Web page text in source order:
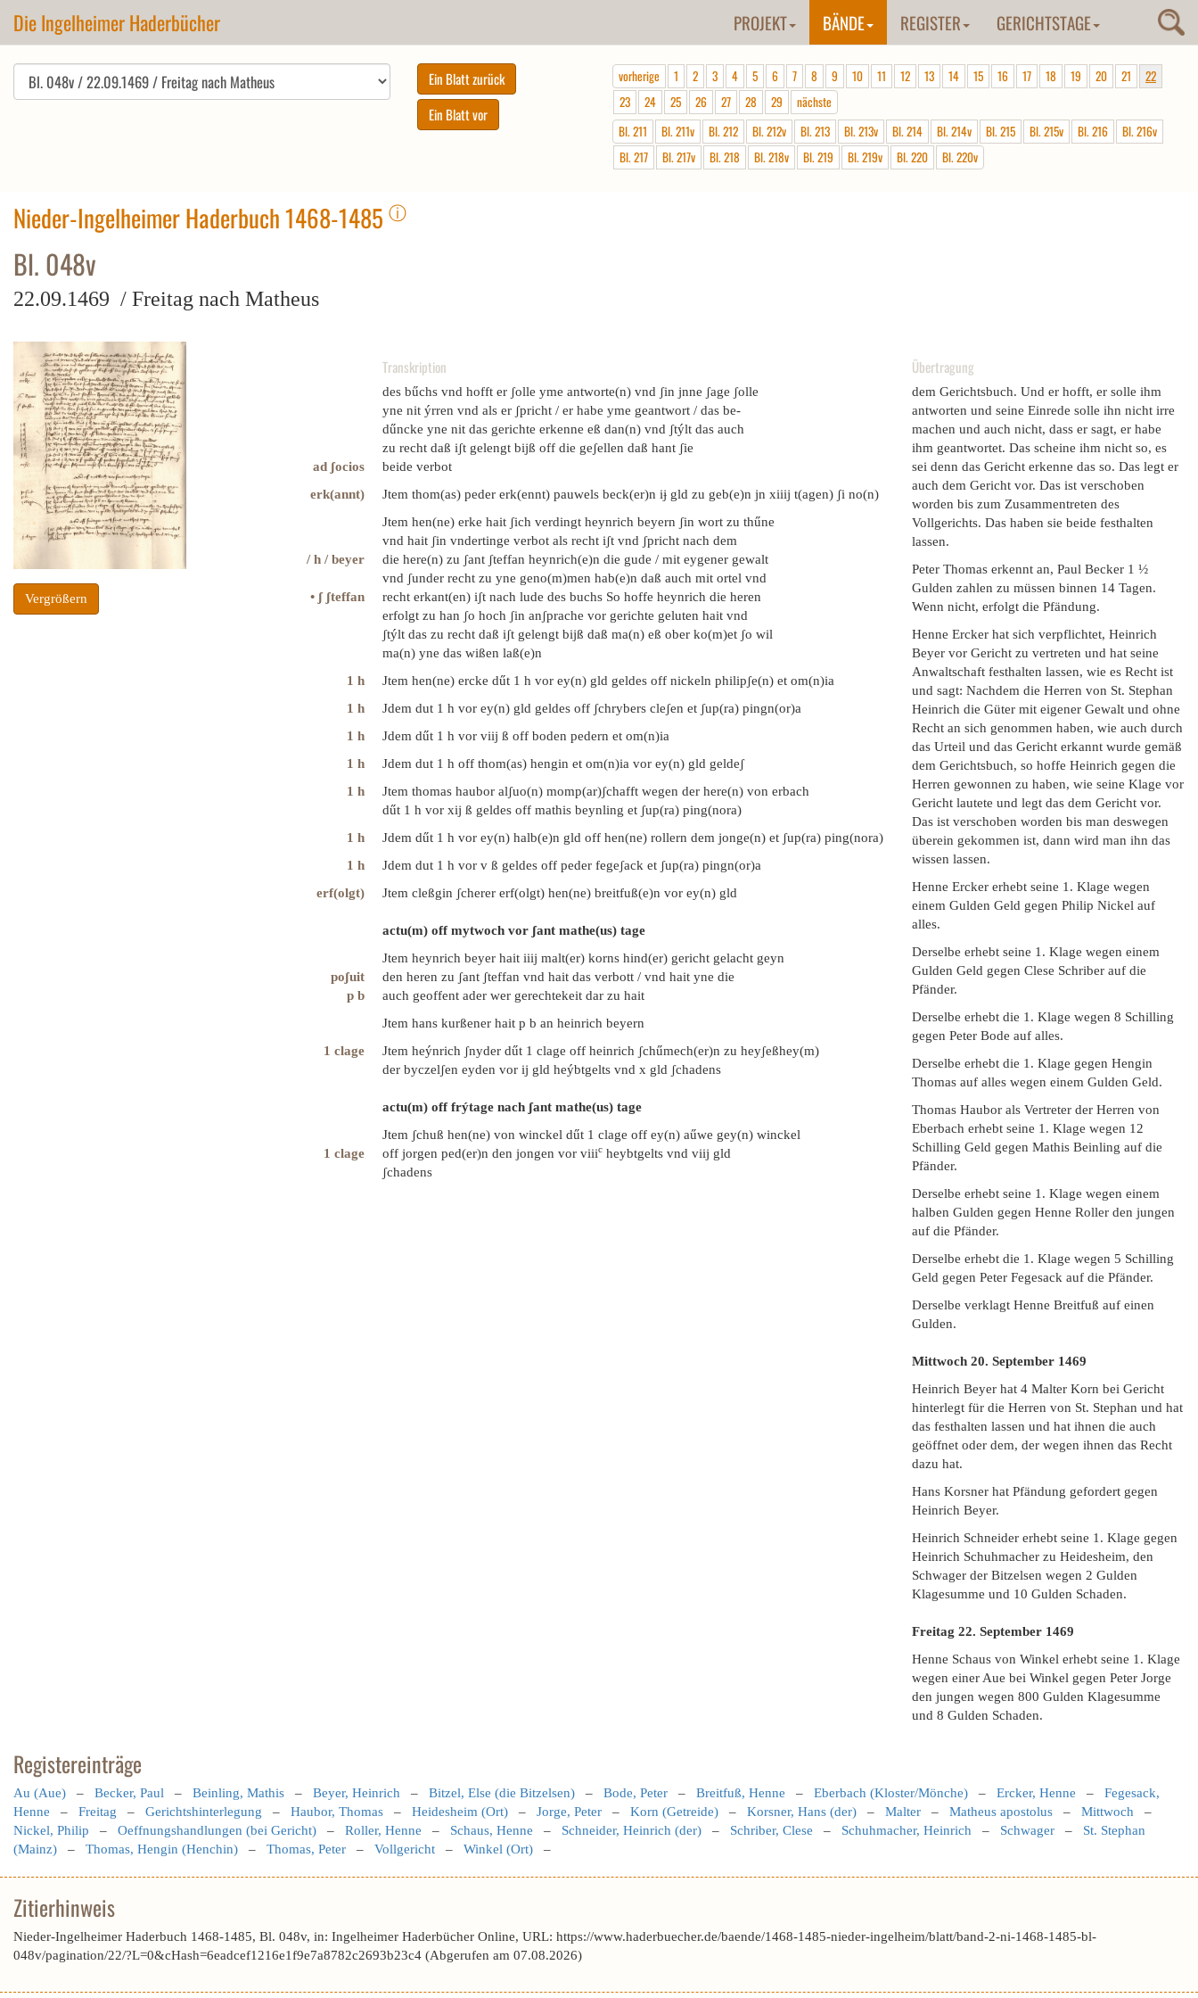
Die Ingelheimer Haderbücher PROJEKT BÄNDE REGISTER GERICHTSTAGE
vorherige 1 2 3 4 5 6 7 8 9 10 11 12 13 14 15 16 17 18 19 20 21
22
23
24 25 26 27 28 29
nächste
Bl. 211
Bl. 211v Bl. 212 Bl. 212v Bl. 213 Bl. 213v Bl. 214 Bl. 214v Bl. 215 Bl. 215v Bl. 216
Bl. 216v
Bl. 217
Bl. 217v Bl. 218 Bl. 218v Bl. 219 Bl. 219v Bl. 220 Bl. 220v
Nieder-Ingelheimer Haderbuch 1468-1485 ⓘ
Bl. 048v
22.09.1469 / Freitag nach Matheus
Vergrößern
Transkription
des bűchs vnd hofft er ʃolle yme antworte(n) vnd ʃin jnne ʃage ʃolle
yne nit ýrren vnd als er ʃpricht / er habe yme geantwort / das be-
dűncke yne nit das gerichte erkenne eß dan(n) vnd ʃtýlt das auch
zu recht daß iʃt gelengt bijß off die geʃellen daß hant ʃie
ad ʃocios
beide verbot
erk(annt)
Jtem thom(as) peder erk(ennt) pauwels beck(er)n iɉ gld zu geb(e)n jn xiiij t(agen) ʃi no(n)
Jtem hen(ne) erke hait ʃich verdingt heynrich beyern ʃin wort zu thűne
vnd hait ʃin vndertinge verbot als recht iʃt vnd ʃpricht nach dem
/ h / beyer
die here(n) zu ʃant ʃteffan heynrich(e)n die gude / mit eygener gewalt
vnd ʃunder recht zu yne geno(m)men hab(e)n daß auch mit ortel vnd
• ʃ ʃteffan
recht erkant(en) iʃt nach lude des buchs So hoffe heynrich die heren
erfolgt zu han ʃo hoch ʃin anʃprache vor gerichte geluten hait vnd
ʃtýlt das zu recht daß iʃt gelengt bijß daß ma(n) eß ober ko(m)et ʃo wil
ma(n) yne das wißen laß(e)n
1 h
Jtem hen(ne) ercke dűt 1 h vor ey(n) gld geldes off nickeln philipʃe(n) et om(n)ia
1 h
Jdem dut 1 h vor ey(n) gld geldes off ʃchrybers cleʃen et ʃup(ra) pingn(or)a
1 h
Jdem dűt 1 h vor viij ß off boden pedern et om(n)ia
1 h
Jdem dut 1 h off thom(as) hengin et om(n)ia vor ey(n) gld geldeʃ
1 h
Jtem thomas haubor alʃuo(n) momp(ar)ʃchafft wegen der here(n) von erbach
dűt 1 h vor xij ß geldes off mathis beynling et ʃup(ra) ping(nora)
1 h
Jdem dűt 1 h vor ey(n) halb(e)n gld off hen(ne) rollern dem jonge(n) et ʃup(ra) ping(nora)
1 h
Jdem dut 1 h vor v ß geldes off peder fegeʃack et ʃup(ra) pingn(or)a
erf(olgt)
Jtem cleßgin ʃcherer erf(olgt) hen(ne) breitfuß(e)n vor ey(n) gld
actu(m) off mytwoch vor ʃant mathe(us) tage
Jtem heynrich beyer hait iiij malt(er) korns hind(er) gericht gelacht geyn
poʃuit
den heren zu ʃant ʃteffan vnd hait das verbott / vnd hait yne die
p b
auch geoffent ader wer gerechtekeit dar zu hait
Jtem hans kurßener hait p b an heinrich beyern
1 clage
Jtem heýnrich ʃnyder dűt 1 clage off heinrich ʃchűmech(er)n zu heyʃeßhey(m)
der byczelʃen eyden vor ij gld heýbtgelts vnd x gld ʃchadens
actu(m) off frýtage nach ʃant mathe(us) tage
Jtem ʃchuß hen(ne) von winckel dűt 1 clage off ey(n) aűwe gey(n) winckel
1 clage
off jorgen ped(er)n den jongen vor viiic heybtgelts vnd viij gld
ʃchadens
Übertragung
dem Gerichtsbuch. Und er hofft, er solle ihm
antworten und seine Einrede solle ihn nicht irre
machen und auch nicht, dass er sagt, er habe
ihm geantwortet. Das scheine ihm nicht so, es
sei denn das Gericht erkenne das so. Das legt er
auch dem Gericht vor. Das ist verschoben
worden bis zum Zusammentreten des
Vollgerichts. Das haben sie beide festhalten
lassen.
Peter Thomas erkennt an, Paul Becker 1 ½
Gulden zahlen zu müssen binnen 14 Tagen.
Wenn nicht, erfolgt die Pfändung.
Henne Ercker hat sich verpflichtet, Heinrich
Beyer vor Gericht zu vertreten und hat seine
Anwaltschaft festhalten lassen, wie es Recht ist
und sagt: Nachdem die Herren von St. Stephan
Heinrich die Güter mit eigener Gewalt und ohne
Recht an sich genommen haben, wie auch durch
das Urteil und das Gericht erkannt wurde gemäß
dem Gerichtsbuch, so hoffe Heinrich gegen die
Herren gewonnen zu haben, wie seine Klage vor
Gericht lautete und legt das dem Gericht vor.
Das ist verschoben worden bis man deswegen
überein gekommen ist, dann wird man ihn das
wissen lassen.
Henne Ercker erhebt seine 1. Klage wegen
einem Gulden Geld gegen Philip Nickel auf
alles.
Derselbe erhebt seine 1. Klage wegen einem
Gulden Geld gegen Clese Schriber auf die
Pfänder.
Derselbe erhebt die 1. Klage wegen 8 Schilling
gegen Peter Bode auf alles.
Derselbe erhebt die 1. Klage gegen Hengin
Thomas auf alles wegen einem Gulden Geld.
Thomas Haubor als Vertreter der Herren von
Eberbach erhebt seine 1. Klage wegen 12
Schilling Geld gegen Mathis Beinling auf die
Pfänder.
Derselbe erhebt seine 1. Klage wegen einem
halben Gulden gegen Henne Roller den jungen
auf die Pfänder.
Derselbe erhebt die 1. Klage wegen 5 Schilling
Geld gegen Peter Fegesack auf die Pfänder.
Derselbe verklagt Henne Breitfuß auf einen
Gulden.
Mittwoch 20. September 1469
Heinrich Beyer hat 4 Malter Korn bei Gericht
hinterlegt für die Herren von St. Stephan und hat
das festhalten lassen und hat ihnen die auch
geöffnet oder dem, der wegen ihnen das Recht
dazu hat.
Hans Korsner hat Pfändung gefordert gegen
Heinrich Beyer.
Heinrich Schneider erhebt seine 1. Klage gegen
Heinrich Schuhmacher zu Heidesheim, den
Schwager der Bitzelsen wegen 2 Gulden
Klagesumme und 10 Gulden Schaden.
Freitag 22. September 1469
Henne Schaus von Winkel erhebt seine 1. Klage
wegen einer Aue bei Winkel gegen Peter Jorge
den jungen wegen 800 Gulden Klagesumme
und 8 Gulden Schaden.
Registereinträge
Au (Aue) – Becker, Paul – Beinling, Mathis – Beyer, Heinrich – Bitzel, Else (die Bitzelsen) – Bode, Peter – Breitfuß, Henne – Eberbach (Kloster/Mönche) – Ercker, Henne – Fegesack,
Henne – Freitag – Gerichtshinterlegung – Haubor, Thomas – Heidesheim (Ort) – Jorge, Peter – Korn (Getreide) – Korsner, Hans (der) – Malter – Matheus apostolus – Mittwoch –
Nickel, Philip – Oeffnungshandlungen (bei Gericht) – Roller, Henne – Schaus, Henne – Schneider, Heinrich (der) – Schriber, Clese – Schuhmacher, Heinrich – Schwager – St. Stephan
(Mainz) – Thomas, Hengin (Henchin) – Thomas, Peter – Vollgericht – Winkel (Ort) –
Zitierhinweis
Nieder-Ingelheimer Haderbuch 1468-1485, Bl. 048v, in: Ingelheimer Haderbücher Online, URL: https://www.haderbuecher.de/baende/1468-1485-nieder-ingelheim/blatt/band-2-ni-1468-1485-bl-
048v/pagination/22/?L=0&cHash=6eadcef1216e1f9e7a8782c2693b23c4 (Abgerufen am 07.08.2026)